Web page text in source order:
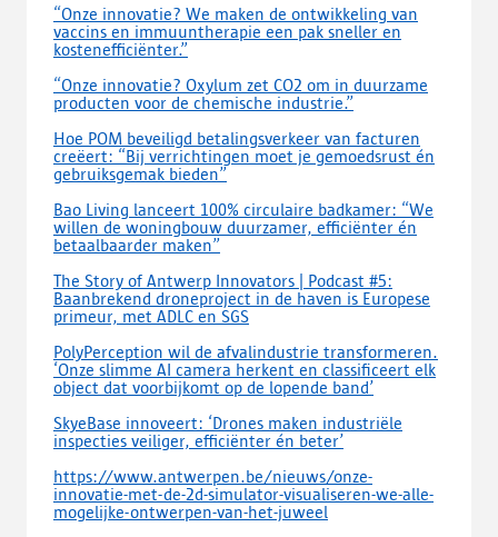
“Onze innovatie? We maken de ontwikkeling van
vaccins en immuuntherapie een pak sneller en
kostenefficiënter.”
“Onze innovatie? Oxylum zet CO2 om in duurzame
producten voor de chemische industrie.”
Hoe POM beveiligd betalingsverkeer van facturen
creëert: “Bij verrichtingen moet je gemoedsrust én
gebruiksgemak bieden”
Bao Living lanceert 100% circulaire badkamer: “We
willen de woningbouw duurzamer, efficiënter én
betaalbaarder maken”
The Story of Antwerp Innovators | Podcast #5:
Baanbrekend droneproject in de haven is Europese
primeur, met ADLC en SGS
PolyPerception wil de afvalindustrie transformeren.
‘Onze slimme AI camera herkent en classificeert elk
object dat voorbijkomt op de lopende band’
SkyeBase innoveert: ‘Drones maken industriële
inspecties veiliger, efficiënter én beter’
https://www.antwerpen.be/nieuws/onze-
innovatie-met-de-2d-simulator-visualiseren-we-alle-
mogelijke-ontwerpen-van-het-juweel